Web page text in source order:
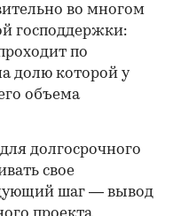
во многом
господдержки:
по
долю которой у
объема
долгосрочного
свое
шаг — вывод